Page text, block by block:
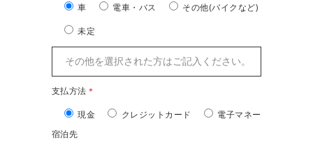
車
電車・バス
その他(バイクなど)
未定
支払方法 ＊
現金
クレジットカード
電子マネー
宿泊先